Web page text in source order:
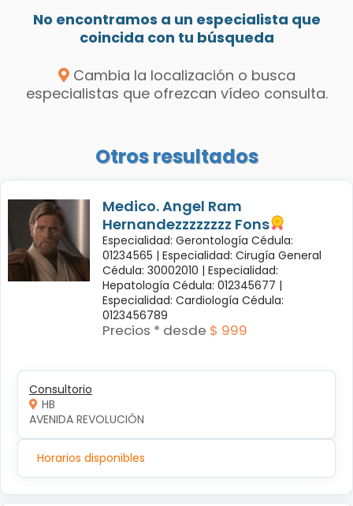
No encontramos a un especialista que
coincida con tu búsqueda
Cambia la localización o busca
especialistas que ofrezcan vídeo consulta.
Otros resultados
Medico. Angel Ram
Hernandezzzzzzzz Fons
Especialidad: Gerontología Cédula:
01234565 | Especialidad: Cirugía General
Cédula: 30002010 | Especialidad:
Hepatología Cédula: 012345677 |
Especialidad: Cardiología Cédula:
0123456789
Precios * desde $ 999
Consultorio
HB
AVENIDA REVOLUCIÓN
Horarios disponibles